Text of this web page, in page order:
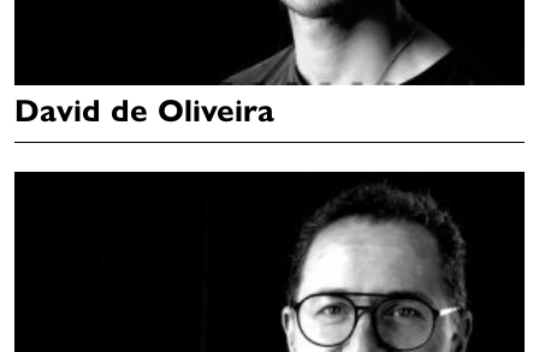
David de Oliveira